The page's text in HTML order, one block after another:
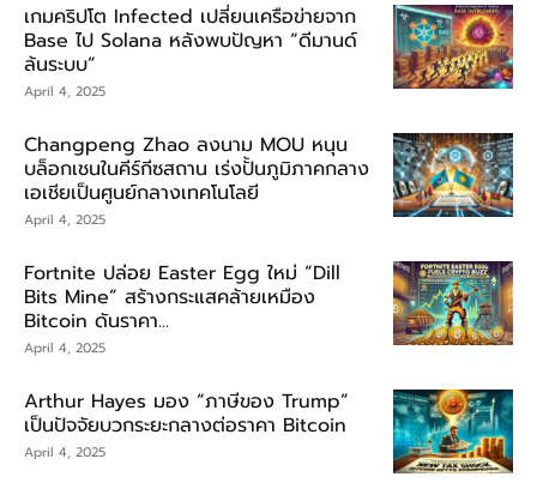
เกมคริปโต Infected เปลี่ยนเครือข่ายจาก
Base ไป Solana หลังพบปัญหา “ดีมานด์
ล้นระบบ”
April 4, 2025
Changpeng Zhao ลงนาม MOU หนุน
บล็อกเชนในคีร์กีซสถาน เร่งปั้นภูมิภาคกลาง
เอเชียเป็นศูนย์กลางเทคโนโลยี
April 4, 2025
Fortnite ปล่อย Easter Egg ใหม่ “Dill
Bits Mine” สร้างกระแสคล้ายเหมือง
Bitcoin ดันราคา...
April 4, 2025
Arthur Hayes มอง “ภาษีของ Trump”
เป็นปัจจัยบวกระยะกลางต่อราคา Bitcoin
April 4, 2025